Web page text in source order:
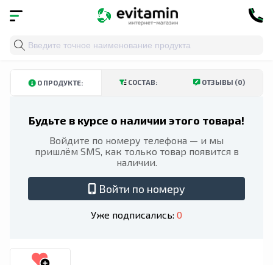
Главная Витамины и минералы
О ПРОДУКТЕ: СОСТАВ: ОТЗЫВЫ (0)
Будьте в курсе о наличии этого товара!
Войдите по номеру телефона — и мы
пришлём SMS, как только товар появится в
наличии.
Войти по номеру
Уже подписались: 0